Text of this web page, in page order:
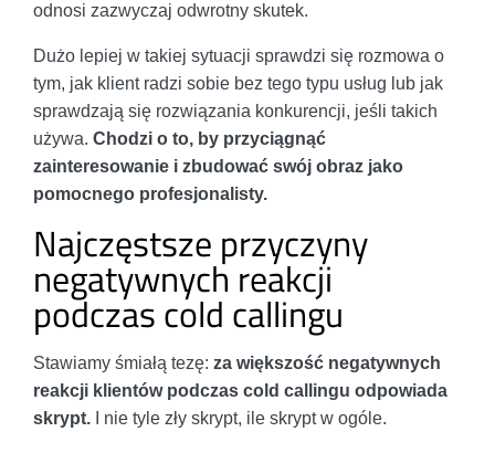
odnosi zazwyczaj odwrotny skutek.
Dużo lepiej w takiej sytuacji sprawdzi się rozmowa o
tym, jak klient radzi sobie bez tego typu usług lub jak
sprawdzają się rozwiązania konkurencji, jeśli takich
używa. Chodzi o to, by przyciągnąć
zainteresowanie i zbudować swój obraz jako
pomocnego profesjonalisty.
Najczęstsze przyczyny
negatywnych reakcji
podczas cold callingu
Stawiamy śmiałą tezę: za większość negatywnych
reakcji klientów podczas cold callingu odpowiada
skrypt. I nie tyle zły skrypt, ile skrypt w ogóle.